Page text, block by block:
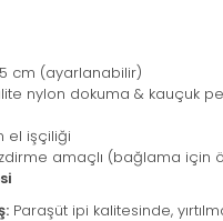
cm (ayarlanabilir)
nylon dokuma & kauçuk
el işçiliği
amaçlı (bağlama için
Paraşüt ipi kalitesinde,